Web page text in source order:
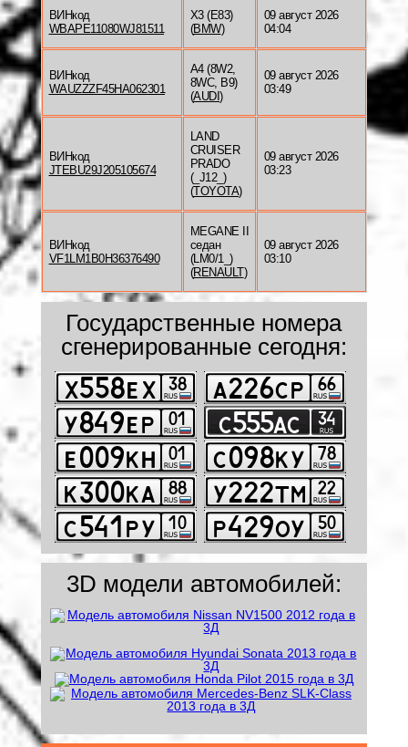
ВИНкод
WBAPE11080WJ81511
X3 (E83)
(BMW)
09 август 2026
04:04
ВИНкод
WAUZZZF45HA062301
A4 (8W2,
8WC, B9)
(AUDI )
09 август 2026
03:49
ВИНкод
JTEBU29J205105674
LAND
CRUISER
PRADO
(_J12_)
(TOYOTA)
09 август 2026
03:23
ВИНкод
VF1LM1B0H36376490
MEGANE II
седан
(LM0/1_)
(RENAULT)
09 август 2026
03:10
Государственные номера
сгенерированные сегодня:
3D модели автомобилей: